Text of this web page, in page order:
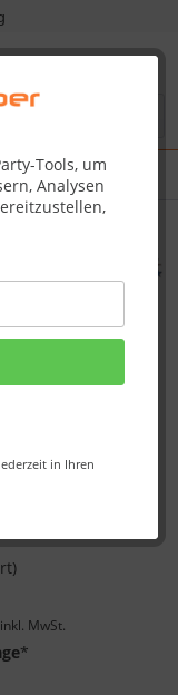
Tools, um
Analysen
in Ihren
Smoker®
MwSt.
*